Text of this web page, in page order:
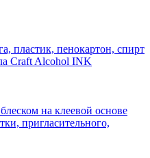
пластик, пенокартон, спирт
Craft Alcohol INK
на клеевой основе
пригласительного,